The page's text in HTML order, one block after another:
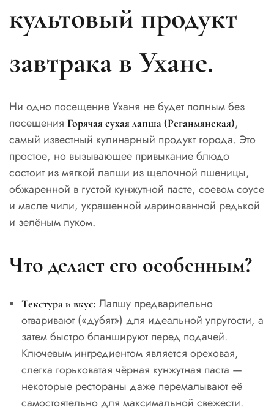
культовый продукт
завтрака в Ухане.
Ни одно посещение Уханя не будет полным без
посещения Горячая сухая лапша (Реганмянская),
самый известный кулинарный продукт города. Это
простое, но вызывающее привыкание блюдо
состоит из мягкой лапши из щелочной пшеницы,
обжаренной в густой кунжутной пасте, соевом соусе
и масле чили, украшенной маринованной редькой
и зелёным луком.
Что делает его особенным?
Текстура и вкус: Лапшу предварительно
отваривают («дубят») для идеальной упругости, а
затем быстро бланшируют перед подачей.
Ключевым ингредиентом является ореховая,
слегка горьковатая чёрная кунжутная паста —
некоторые рестораны даже перемалывают её
самостоятельно для максимальной свежести.